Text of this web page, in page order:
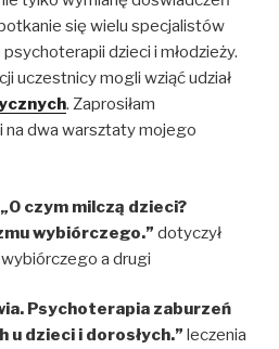
się wielu specjalistów
dzieci i młodzieży.
uczestnicy mogli wziąć udział
. Zaprosiłam
dwa warsztaty mojego
„O czym milczą dzieci?
wybiórczego.” dotyczył
a drugi
Psychoterapia zaburzeń
dzieci i dorosłych.” leczenia